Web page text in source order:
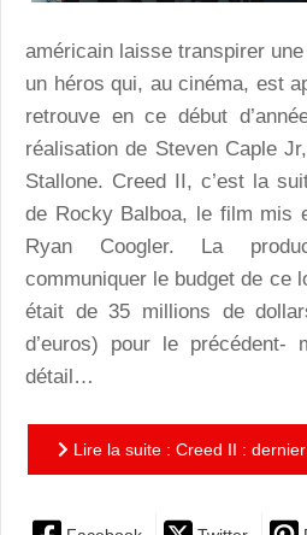
américain laisse transpirer
un héros qui, au cinéma, est
retrouve en ce début
réalisation de Steven Caple
Stallone. Creed II, c’est la
de Rocky Balboa, le film mis
Ryan Coogler. La
communiquer le budget de ce
était de 35 millions de
d’euros) pour le précédent-
détail…
Lire la suite : Creed II :